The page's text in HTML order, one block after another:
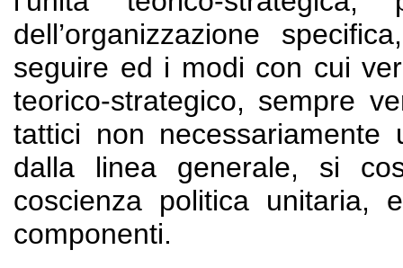
dell’organizzazione
seguire ed i modi con cui
teorico-strategico, sempre
tattici non
dalla linea generale, si
coscienza politica unitaria,
componenti.